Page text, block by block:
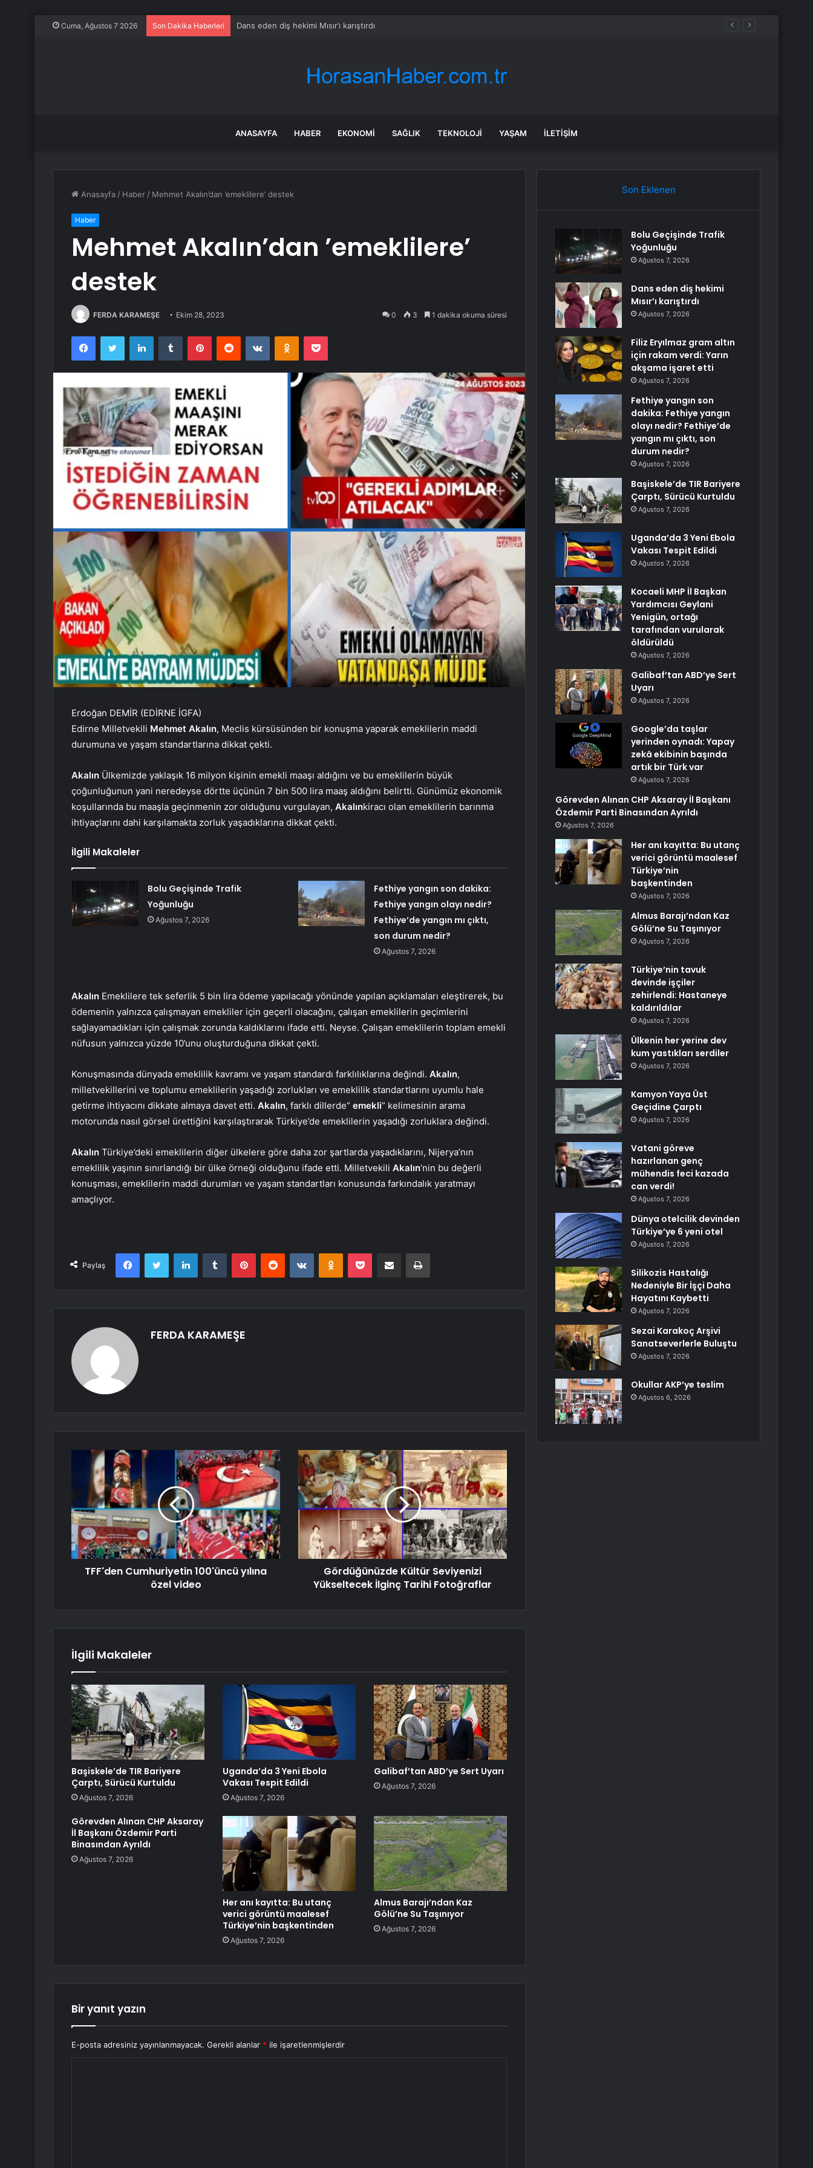
Cuma, Ağustos 7 2026 Son Dakika Haberleri Dans eden diş hekimi Mısır’ı karıştırdı
ANASAYFA HABER EKONOMI SAĞLIK TEKNOLOJI YAŞAM İLETIŞIM
Anasayfa / Haber / Mehmet Akalın’dan ’emeklilere’ destek
Haber
Mehmet Akalın’dan ’emeklilere’
destek
FERDA KARAMEŞE Ekim 28, 2023 0 3 1 dakika okuma süresi
FacebookTwitter LinkedInTumblr PinterestReddit VKontakteOdnoklassniki
Pocket
Erdoğan DEMİR (EDİRNE İGFA)
Edirne Milletvekili Mehmet Akalın, Meclis kürsüsünden bir konuşma yaparak emeklilerin maddi
durumuna ve yaşam standartlarına dikkat çekti.
Akalın Ülkemizde yaklaşık 16 milyon kişinin emekli maaşı aldığını ve bu emeklilerin büyük
çoğunluğunun yani neredeyse dörtte üçünün 7 bin 500 lira maaş aldığını belirtti. Günümüz ekonomik
koşullarında bu maaşla geçinmenin zor olduğunu vurgulayan, Akalınkiracı olan emeklilerin barınma
ihtiyaçlarını dahi karşılamakta zorluk yaşadıklarına dikkat çekti.
İlgili Makaleler
Bolu Geçişinde Trafik
Yoğunluğu
Ağustos 7, 2026
Fethiye yangın son dakika:
Fethiye yangın olayı nedir?
Fethiye’de yangın mı çıktı,
son durum nedir?
Ağustos 7, 2026
Akalın Emeklilere tek seferlik 5 bin lira ödeme yapılacağı yönünde yapılan açıklamaları eleştirerek, bu
ödemenin yalnızca çalışmayan emekliler için geçerli olacağını, çalışan emeklilerin geçimlerini
sağlayamadıkları için çalışmak zorunda kaldıklarını ifade etti. Neyse. Çalışan emeklilerin toplam emekli
nüfusun yalnızca yüzde 10’unu oluşturduğuna dikkat çekti.
Konuşmasında dünyada emeklilik kavramı ve yaşam standardı farklılıklarına değindi. Akalın,
milletvekillerini ve toplumu emeklilerin yaşadığı zorlukları ve emeklilik standartlarını uyumlu hale
getirme ihtiyacını dikkate almaya davet etti. Akalın, farklı dillerde” emekli” kelimesinin arama
motorunda nasıl görsel ürettiğini karşılaştırarak Türkiye’de emeklilerin yaşadığı zorluklara değindi.
Akalın Türkiye’deki emeklilerin diğer ülkelere göre daha zor şartlarda yaşadıklarını, Nijerya’nın
emeklilik yaşının sınırlandığı bir ülke örneği olduğunu ifade etti. Milletvekili Akalın‘nin bu değerli
konuşması, emeklilerin maddi durumları ve yaşam standartları konusunda farkındalık yaratmayı
amaçlıyor.
Paylaş
FacebookTwitter LinkedInTumblr PinterestReddit VKontakteOdnoklassniki
Pocket E-Posta ile paylaş Yazdır
FERDA KARAMEŞE
TFF'den Cumhuriyetin 100'üncü yılına
özel video
Gördüğünüzde Kültür Seviyenizi
Yükseltecek İlginç Tarihi Fotoğraflar
İlgili Makaleler
Başiskele’de TIR Bariyere
Çarptı, Sürücü Kurtuldu
Ağustos 7, 2026
Uganda’da 3 Yeni Ebola
Vakası Tespit Edildi
Ağustos 7, 2026
Galibaf’tan ABD’ye Sert Uyarı
Ağustos 7, 2026
Görevden Alınan CHP Aksaray
İl Başkanı Özdemir Parti
Binasından Ayrıldı
Ağustos 7, 2026
Her anı kayıtta: Bu utanç
verici görüntü maalesef
Türkiye’nin başkentinden
Ağustos 7, 2026
Almus Barajı’ndan Kaz
Gölü’ne Su Taşınıyor
Ağustos 7, 2026
Bir yanıt yazın
E-posta adresiniz yayınlanmayacak. Gerekli alanlar * ile işaretlenmişlerdir
Son Eklenen
Bolu Geçişinde Trafik
Yoğunluğu
Ağustos 7, 2026
Dans eden diş hekimi
Mısır’ı karıştırdı
Ağustos 7, 2026
Filiz Eryılmaz gram altın
için rakam verdi: Yarın
akşama işaret etti
Ağustos 7, 2026
Fethiye yangın son
dakika: Fethiye yangın
olayı nedir? Fethiye’de
yangın mı çıktı, son
durum nedir?
Ağustos 7, 2026
Başiskele’de TIR Bariyere
Çarptı, Sürücü Kurtuldu
Ağustos 7, 2026
Uganda’da 3 Yeni Ebola
Vakası Tespit Edildi
Ağustos 7, 2026
Kocaeli MHP İl Başkan
Yardımcısı Geylani
Yenigün, ortağı
tarafından vurularak
öldürüldü
Ağustos 7, 2026
Galibaf’tan ABD’ye Sert
Uyarı
Ağustos 7, 2026
Google’da taşlar
yerinden oynadı: Yapay
zekâ ekibinin başında
artık bir Türk var
Ağustos 7, 2026
Görevden Alınan CHP Aksaray İl Başkanı
Özdemir Parti Binasından Ayrıldı
Ağustos 7, 2026
Her anı kayıtta: Bu utanç
verici görüntü maalesef
Türkiye’nin
başkentinden
Ağustos 7, 2026
Almus Barajı’ndan Kaz
Gölü’ne Su Taşınıyor
Ağustos 7, 2026
Türkiye’nin tavuk
devinde işçiler
zehirlendi: Hastaneye
kaldırıldılar
Ağustos 7, 2026
Ülkenin her yerine dev
kum yastıkları serdiler
Ağustos 7, 2026
Kamyon Yaya Üst
Geçidine Çarptı
Ağustos 7, 2026
Vatani göreve
hazırlanan genç
mühendis feci kazada
can verdi!
Ağustos 7, 2026
Dünya otelcilik devinden
Türkiye’ye 6 yeni otel
Ağustos 7, 2026
Silikozis Hastalığı
Nedeniyle Bir İşçi Daha
Hayatını Kaybetti
Ağustos 7, 2026
Sezai Karakoç Arşivi
Sanatseverlerle Buluştu
Ağustos 7, 2026
Okullar AKP’ye teslim
Ağustos 6, 2026